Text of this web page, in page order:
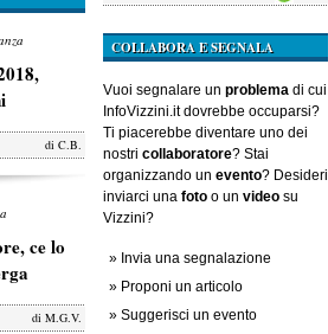
di C.B.
ce lo
di M.G.V.
COLLABORA E SEGNALA
Vuoi segnalare un problema di cui
InfoVizzini.it dovrebbe occuparsi?
Ti piacerebbe diventare uno dei
nostri collaboratore? Stai
organizzando un evento? Desideri
inviarci una foto o un video su
Vizzini?
» Invia una segnalazione
» Proponi un articolo
» Suggerisci un evento